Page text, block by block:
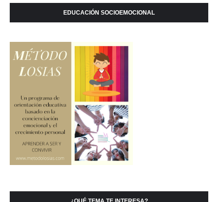
EDUCACIÓN SOCIOEMOCIONAL